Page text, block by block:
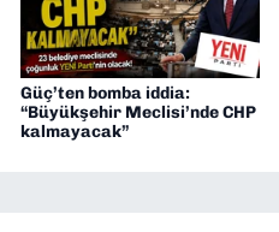
Güç’ten bomba iddia:
“Büyükşehir Meclisi’nde CHP
kalmayacak”